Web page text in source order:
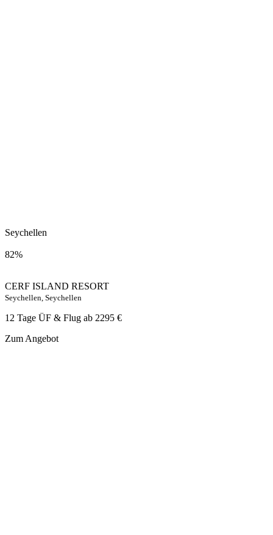
Seychellen
82%
CERF ISLAND RESORT
Seychellen, Seychellen
12 Tage ÜF & Flug ab 2295 €
Zum Angebot